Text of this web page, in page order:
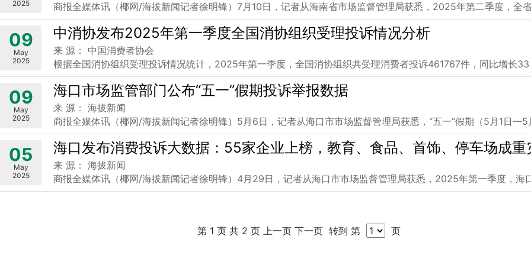
2025
商报全媒体讯（椰网/海拔新闻记者徐明锋）7月10日，记者从海南省市场监督管理局获悉，2025年第二季度，全
09
May
2025
中消协发布2025年第一季度全国消协组织受理投诉情况分析
来 源： 中国消费者协会
根据全国消协组织受理投诉情况统计，2025年第一季度，全国消协组织共受理消费者投诉461767件，同比增长33
09
May
2025
海口市场监管部门公布“五一”假期投诉举报数据
来 源： 海拔新闻
商报全媒体讯（椰网/海拔新闻记者徐明锋）5月6日，记者从海口市市场监督管理局获悉，“五一”假期（5月1日—5
05
May
2025
海口发布消费投诉大数据：55家企业上榜，教育、食品、首饰、停车场成重
来 源： 海拔新闻
商报全媒体讯（椰网/海拔新闻记者徐明锋）4月29日，记者从海口市市场监督管理局获悉，2025年第一季度，海
第 1 页 共 2 页 上一页 下一页 转到 第 页